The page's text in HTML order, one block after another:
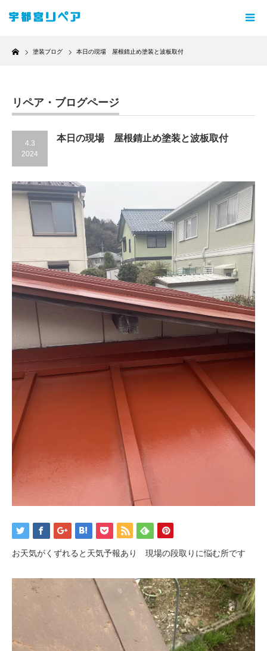
Home
塗装ブログ 本日の現場 屋根錆止め塗装と波板取付
リペア・ブログページ
4.3
2024
本日の現場 屋根錆止め塗装と波板取付
お天気がくずれると天気予報あり 現場の段取りに悩む所です